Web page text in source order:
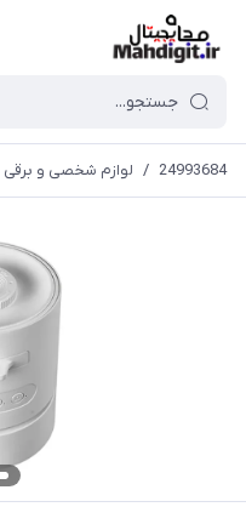
24993684
/ لوازم شخصی و برقی